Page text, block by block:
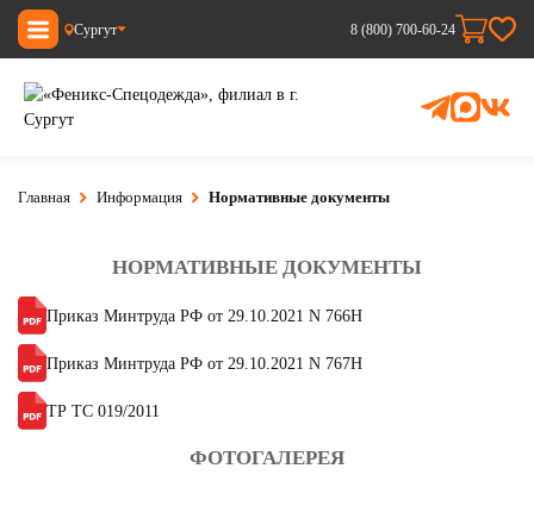
Сургут 8 (800) 700-60-24
Главная Информация Нормативные документы
НОРМАТИВНЫЕ ДОКУМЕНТЫ
Приказ Минтруда РФ от 29.10.2021 N 766Н
Приказ Минтруда РФ от 29.10.2021 N 767Н
ТР ТС 019/2011
ФОТОГАЛЕРЕЯ